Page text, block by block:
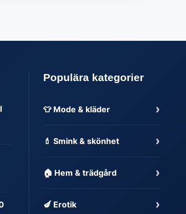
Populära kategorier
👕 Mode & kläder ›
💄 Smink & skönhet ›
🏠 Hem & trädgård ›
🍆 Erotik ›